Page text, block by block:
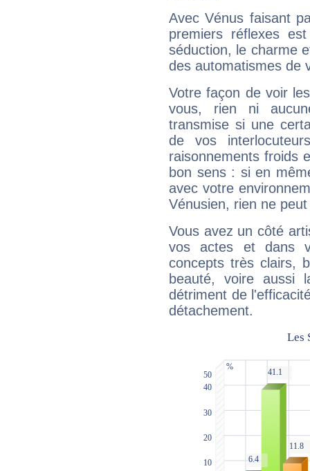
Avec Vénus faisant
premiers réflexes
séduction, le charme
des automatismes de
Votre façon de voir
vous, rien ni
transmise si une
de vos
raisonnements froids
bon sens : si en
avec votre
Vénusien, rien ne
Vous avez un côté
vos actes et dans
concepts très clairs,
beauté, voire aussi
détriment de
détachement.